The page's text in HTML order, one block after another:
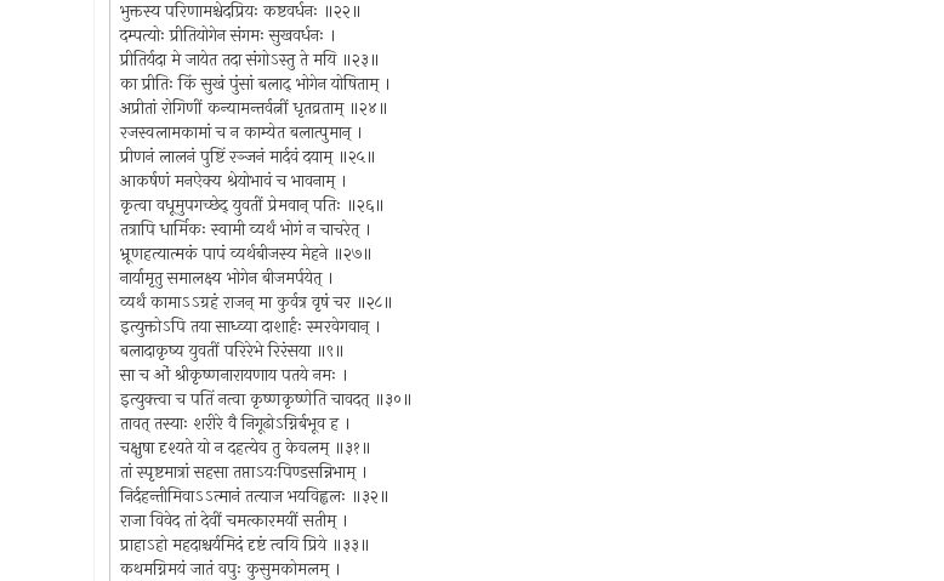
भुक्तस्य परिणामश्चेदप्रियः कष्टवर्धनः ॥२२॥
दम्पत्योः प्रीतियोगेन संगमः सुखवर्धनः ।
प्रीतिर्यदा मे जायेत तदा संगोऽस्तु ते मयि ॥२३॥
का प्रीतिः किं सुखं पुंसां बलाद् भोगेन योषिताम् ।
अप्रीतां रोगिणीं कन्यामन्तर्वत्नीं धृतव्रताम् ॥२४॥
रजस्वलामकामां च न काम्येत बलात्पुमान् ।
प्रीणनं लालनं पुष्टिं रञ्जनं मार्दवं दयाम् ॥२५॥
आकर्षणं मनऐक्य श्रेयोभावं च भावनाम् ।
कृत्वा वधूमुपगच्छेद् युवतीं प्रेमवान् पतिः ॥२६॥
तत्रापि धार्मिकः स्वामी व्यर्थं भोगं न चाचरेत् ।
भ्रूणहत्यात्मकं पापं व्यर्थबीजस्य मेहने ॥२७॥
नार्यामृतु समालक्ष्य भोगेन बीजमर्पयेत् ।
व्यर्थं कामाऽऽग्रहं राजन् मा कुर्वत्र वृषं चर ॥२८॥
इत्युक्तोऽपि तया साध्व्या दाशार्हः स्मरवेगवान् ।
बलादाकृष्य युवतीं परिरेभे रिरंसया ॥९॥
सा च ओं श्रीकृष्णनारायणाय पतये नमः ।
इत्युक्त्वा च पतिं नत्वा कृष्णकृष्णेति चावदत् ॥३०॥
तावत् तस्याः शरीरे वै निगूढोऽग्निर्बभूव ह ।
चक्षुषा दृश्यते यो न दहत्येव तु केवलम् ॥३१॥
तां स्पृष्टमात्रां सहसा तप्ताऽयःपिण्डसन्निभाम् ।
निर्दहन्तीमिवाऽऽत्मानं तत्याज भयविह्वलः ॥३२॥
राजा विवेद तां देवीं चमत्कारमयीं सतीम् ।
प्राहाऽहो महदाश्चर्यमिदं दृष्टं त्वयि प्रिये ॥३३॥
कथमग्निमयं जातं वपुः कुसुमकोमलम् ।